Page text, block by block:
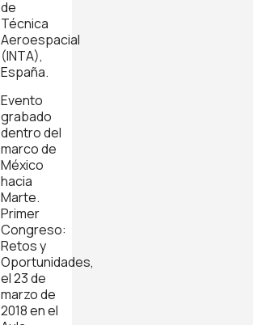
de
Técnica
Aeroespacial
(INTA),
España.
Evento
grabado
dentro del
marco de
México
hacia
Marte.
Primer
Congreso:
Retos y
Oportunidades,
el 23 de
marzo de
2018 en el